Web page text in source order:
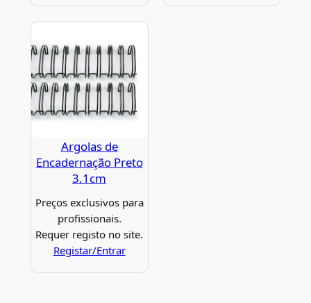
Argolas de
Encadernação Preto
3.1cm
Preços exclusivos para
profissionais.
Requer registo no site.
Registar/Entrar